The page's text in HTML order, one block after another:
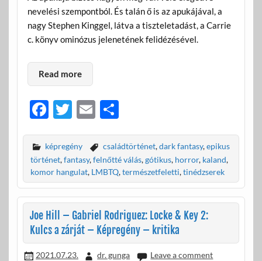
nevelési szempontból. És talán ő is az apukájával, a
nagy Stephen Kinggel, látva a tiszteletadást, a Carrie
c. könyv ominózus jelenetének felidézésével.
Read more
F
e
b
o
o
k
T
itt
er
E
ail
O
za
m
e
g
képregény családtörténet,dark fantasy,epikus
történet,fantasy,felnőtté válás,gótikus, horror, kaland,
komor hangulat, LMBTQ,természetfeletti,tinédzserek
Joe Hill – Gabriel Rodriguez: Locke & Key 2:
Kulcs a zárját – Képregény – kritika
2021.07.23. dr. gunga Leave a comment